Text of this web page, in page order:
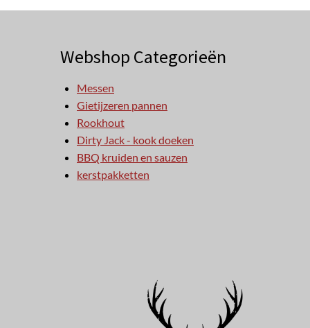
Webshop Categorieën
Messen
Gietijzeren pannen
Rookhout
Dirty Jack - kook doeken
BBQ kruiden en sauzen
kerstpakketten